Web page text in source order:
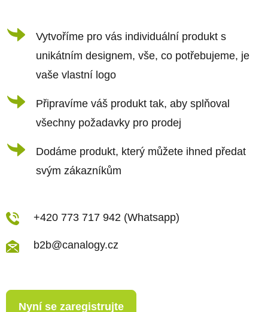
Vytvoříme pro vás individuální produkt s
unikátním designem, vše, co potřebujeme, je
vaše vlastní logo
Připravíme váš produkt tak, aby splňoval
všechny požadavky pro prodej
Dodáme produkt, který můžete ihned předat
svým zákazníkům
+420 773 717 942 (Whatsapp)
b2b@canalogy.cz
Nyní se zaregistrujte